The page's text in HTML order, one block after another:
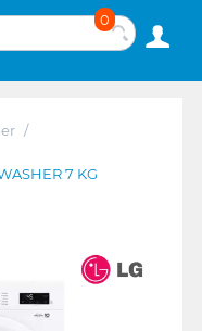
0
/
7 KG